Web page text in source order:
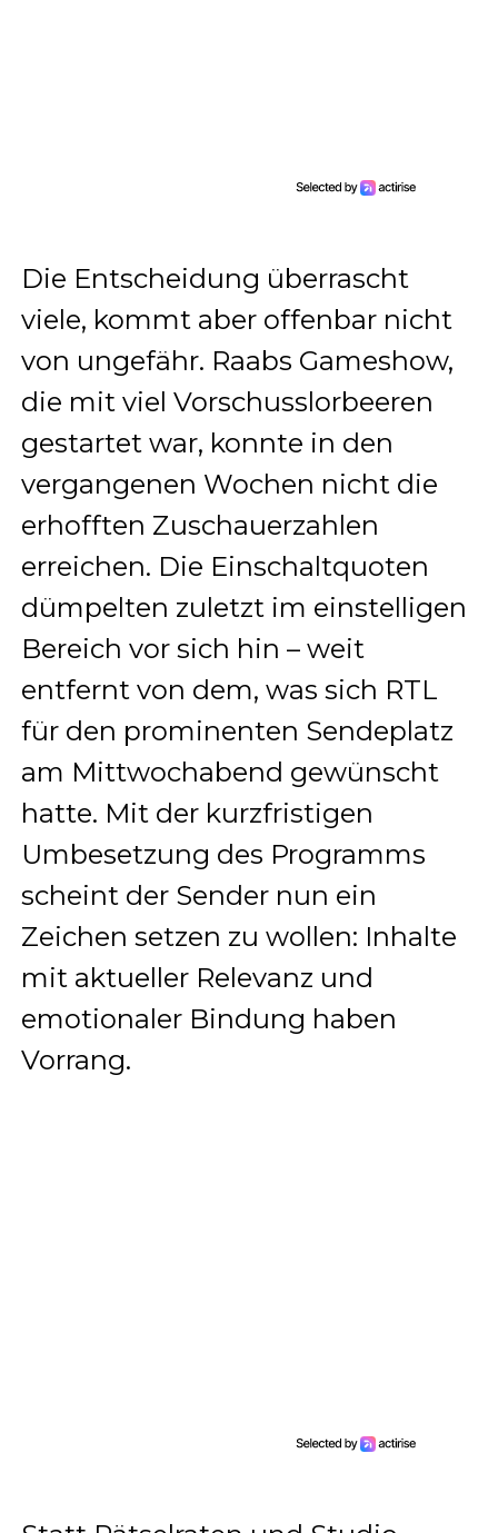
Die Entscheidung überrascht
viele, kommt aber offenbar nicht
von ungefähr. Raabs Gameshow,
die mit viel Vorschusslorbeeren
gestartet war, konnte in den
vergangenen Wochen nicht die
erhofften Zuschauerzahlen
erreichen. Die Einschaltquoten
dümpelten zuletzt im einstelligen
Bereich vor sich hin – weit
entfernt von dem, was sich RTL
für den prominenten Sendeplatz
am Mittwochabend gewünscht
hatte. Mit der kurzfristigen
Umbesetzung des Programms
scheint der Sender nun ein
Zeichen setzen zu wollen: Inhalte
mit aktueller Relevanz und
emotionaler Bindung haben
Vorrang.